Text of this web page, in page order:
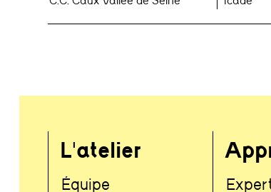
L'atelier
Équipe